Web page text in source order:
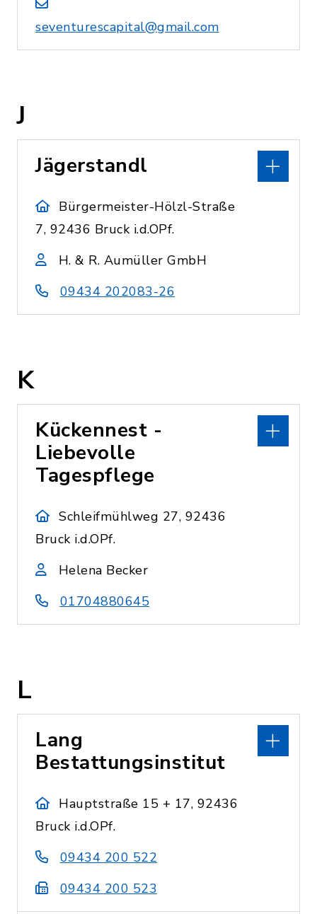
seventurescapital@gmail.com
J
Jägerstandl
Bürgermeister-Hölzl-Straße
7, 92436 Bruck i.d.OPf.
H. & R. Aumüller GmbH
09434 202083-26
K
Kückennest -
Liebevolle
Tagespflege
Schleifmühlweg 27, 92436
Bruck i.d.OPf.
Helena Becker
01704880645
L
Lang
Bestattungsinstitut
Hauptstraße 15 + 17, 92436
Bruck i.d.OPf.
09434 200 522
09434 200 523